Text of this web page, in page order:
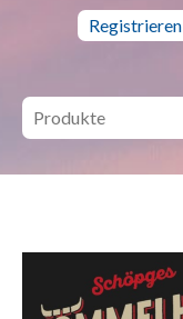
Registrieren